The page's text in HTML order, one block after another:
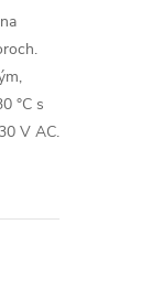
°C s
V AC.